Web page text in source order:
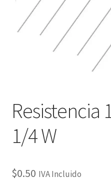
Checkout
Checkout
Corte Láser
Diseño de Circuitos Impresos
Ensamble de Circuitos
Resistencia
1/4 W
$0.50 IVA Incluido